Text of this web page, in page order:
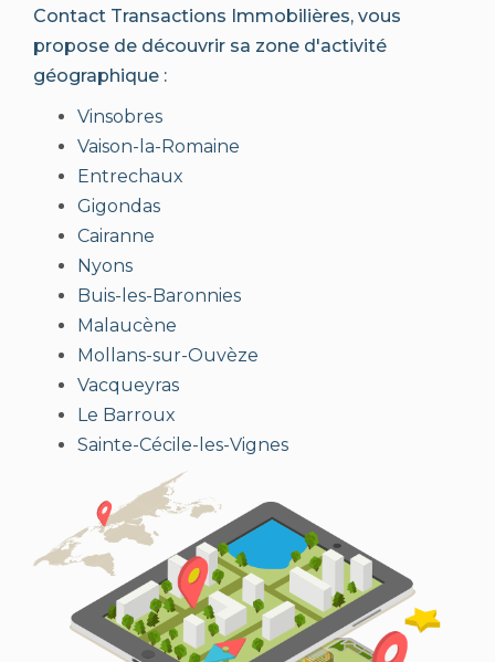
Contact Transactions Immobilières, vous
propose de découvrir sa zone d'activité
géographique :
Vinsobres
Vaison-la-Romaine
Entrechaux
Gigondas
Cairanne
Nyons
Buis-les-Baronnies
Malaucène
Mollans-sur-Ouvèze
Vacqueyras
Le Barroux
Sainte-Cécile-les-Vignes